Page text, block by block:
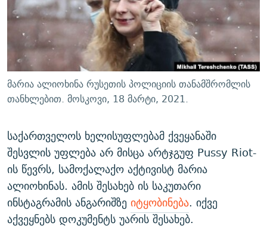
ᲛᲝᲚᲐᲞᲐᲠᲐᲙᲔ ᲢᲔᲥᲡᲢᲔᲑᲘ
ᲨᲘᲜ - ᲣᲪᲮᲝᲔᲗᲨᲘ
ᲚᲘᲢᲔᲠᲐᲢᲣᲠᲣᲚᲘ ᲬᲐᲮᲜᲐᲒᲔᲑᲘ
ᲐᲛᲔᲠᲘᲙᲣᲚᲘ ᲛᲝᲗᲮᲠᲝᲑᲐ
ᲘᲛᲞᲔᲠᲘᲐ ᲓᲐ ᲠᲐᲓᲘᲝ
ᲩᲔᲛᲘ ᲡᲘᲙᲕᲓᲘᲚᲘᲡ ᲛᲘᲖᲔᲖᲘᲐ COVID-19
11 ᲬᲔᲚᲘ - 11 ᲐᲛᲑᲐᲕᲘ
ᲡᲐᲞᲐᲠᲚᲐᲛᲔᲜᲢᲝ ᲐᲠᲩᲔᲕᲜᲔᲑᲘᲡ ᲘᲡᲢᲝᲠᲘᲐ
ᲑᲐᲕᲨᲕᲔᲑᲘ ᲞᲠᲝᲡᲢᲘᲢᲣᲪᲘᲐᲨᲘ - ᲐᲛᲝᲣᲗᲥᲛᲔᲚᲘ ᲐᲛᲑᲐᲕᲘ
5 ᲐᲛᲑᲐᲕᲘ - 20 ᲘᲕᲜᲘᲡᲡ ᲓᲐᲨᲐᲕᲔᲑᲣᲚᲔᲑᲘ
ПРИВЕТ ᲙᲣᲚᲢᲣᲠᲐ
ᲒᲐᲛᲝᲘᲬᲔᲠᲔ
რთე/რთ-ის ყველა საიტი
მარია ალიოხინა რუსეთის პოლიციის თანამშრომლის
თანხლებით. მოსკოვი, 18 მარტი, 2021.
საქართველოს ხელისუფლებამ ქვეყანაში
შესვლის უფლება არ მისცა არტჯგუფ Pussy Riot-
ის წევრს, სამოქალაქო აქტივისტ მარია
ალიოხინას. ამის შესახებ ის საკუთარი
ინსტაგრამის ანგარიშზე იტყობინება. იქვე
აქვეყნებს დოკუმენტს უარის შესახებ.